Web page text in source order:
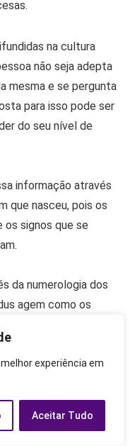
experiência em
Aceitar Tudo
na cultura
não seja adepta
mesma e se pergunta
para isso pode ser
do seu nível de
informação através
que nasceu, pois os
os signos que se
da numerologia dos
agem como os
da sua data de
que 16, ele deverá
qual é o seu